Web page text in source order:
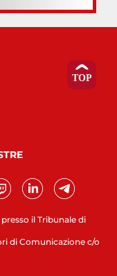
il Tribunale di
di Comunicazione c/o